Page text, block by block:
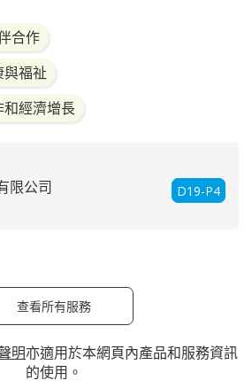
合作
與福祉
和經濟增長
D19-P4
限公司
查看所有服務
明亦適用於本網頁內產品和服務資訊
的使用。